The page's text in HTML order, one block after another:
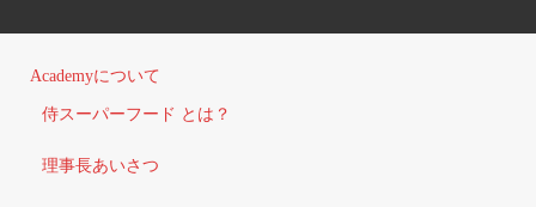
Academyについて
侍スーパーフード とは？
理事長あいさつ